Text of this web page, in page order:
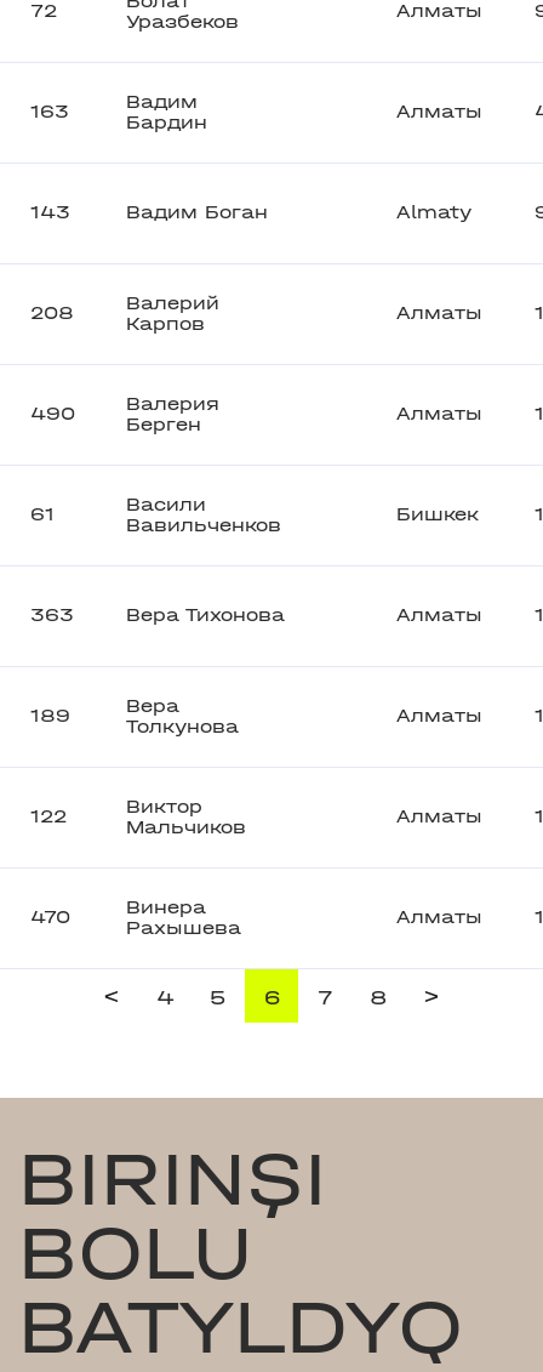
72
Уразбеков
Алматы
163
Вадим
Бардин
Алматы
143 Вадим Боган Almaty
208
Валерий
Карпов
Алматы
490
Валерия
Берген
Алматы
61
Васили
Вавильченков
Бишкек
363 Вера Тихонова Алматы
189
Вера
Толкунова
Алматы
122
Виктор
Мальчиков
Алматы
470
Винера
Рахышева
Алматы
< 4 5 6 7 8 >
BIRINŞI
BOLU
BATYLDYQ